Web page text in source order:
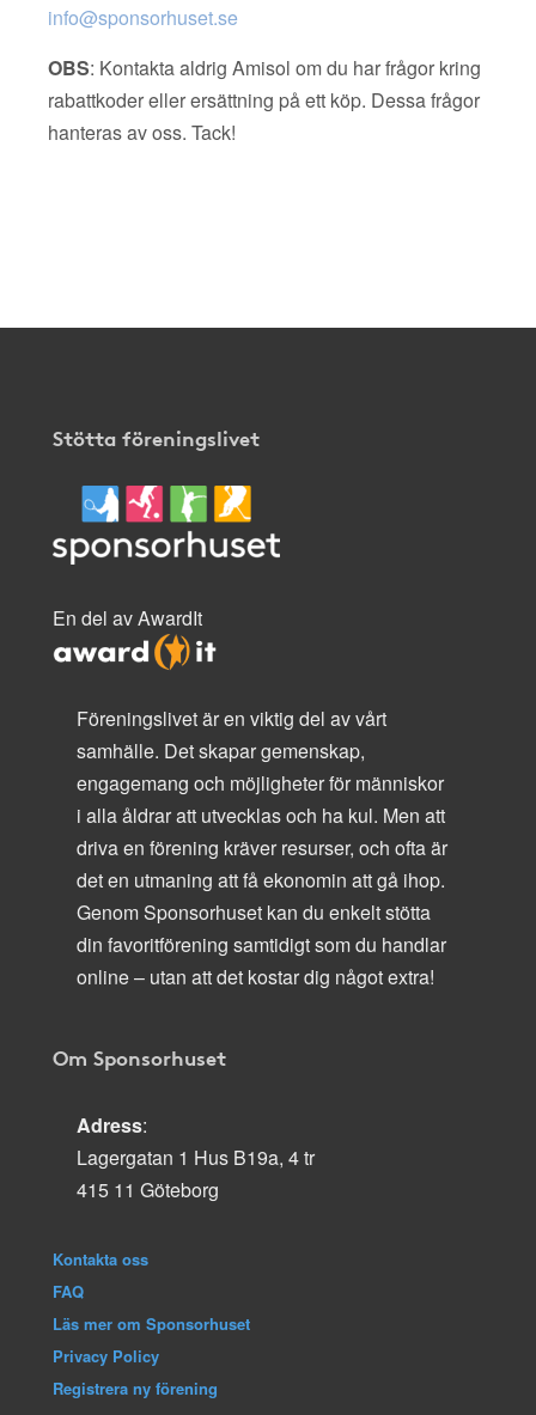
info@sponsorhuset.se
OBS: Kontakta aldrig Amisol om du har frågor kring
rabattkoder eller ersättning på ett köp. Dessa frågor
hanteras av oss. Tack!
Stötta föreningslivet
En del av AwardIt
Föreningslivet är en viktig del av vårt
samhälle. Det skapar gemenskap,
engagemang och möjligheter för människor
i alla åldrar att utvecklas och ha kul. Men att
driva en förening kräver resurser, och ofta är
det en utmaning att få ekonomin att gå ihop.
Genom Sponsorhuset kan du enkelt stötta
din favoritförening samtidigt som du handlar
online – utan att det kostar dig något extra!
Om Sponsorhuset
Adress:
Lagergatan 1 Hus B19a, 4 tr
415 11 Göteborg
Kontakta oss
FAQ
Läs mer om Sponsorhuset
Privacy Policy
Registrera ny förening